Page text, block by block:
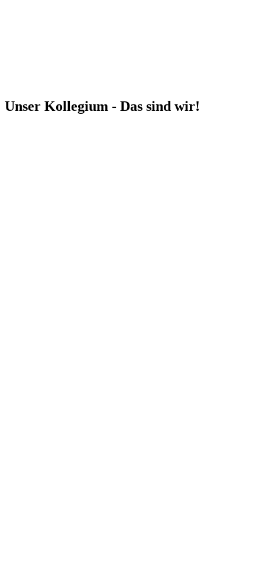
Unser Kollegium - Das sind wir!